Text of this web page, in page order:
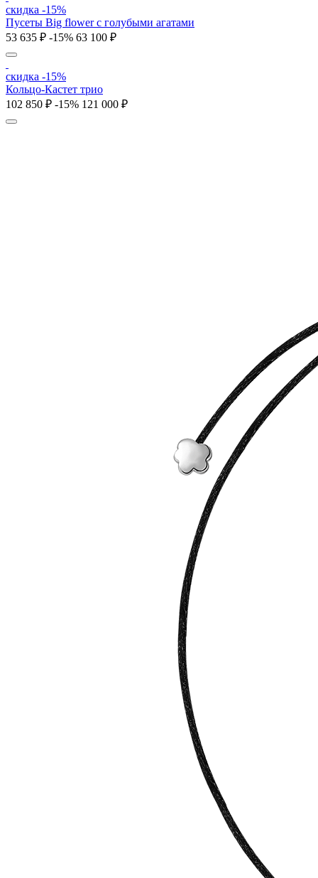
скидка -15%
Пусеты Big flower с голубыми агатами
53 635 ₽ -15% 63 100 ₽
скидка -15%
Кольцо-Кастет трио
102 850 ₽ -15% 121 000 ₽